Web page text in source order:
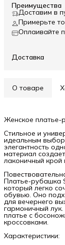
Преимущества
Доставим в
Примерьте
Оплаивайте
Доставка
О товаре
Женское платье-
Стильное и
идеальным
элегантность
материал
лаконичный крой
Платье-рубашка
который легко
обувью. Оно
для вечернего
гармоничный
платье с
кроссовками.
Характеристики: